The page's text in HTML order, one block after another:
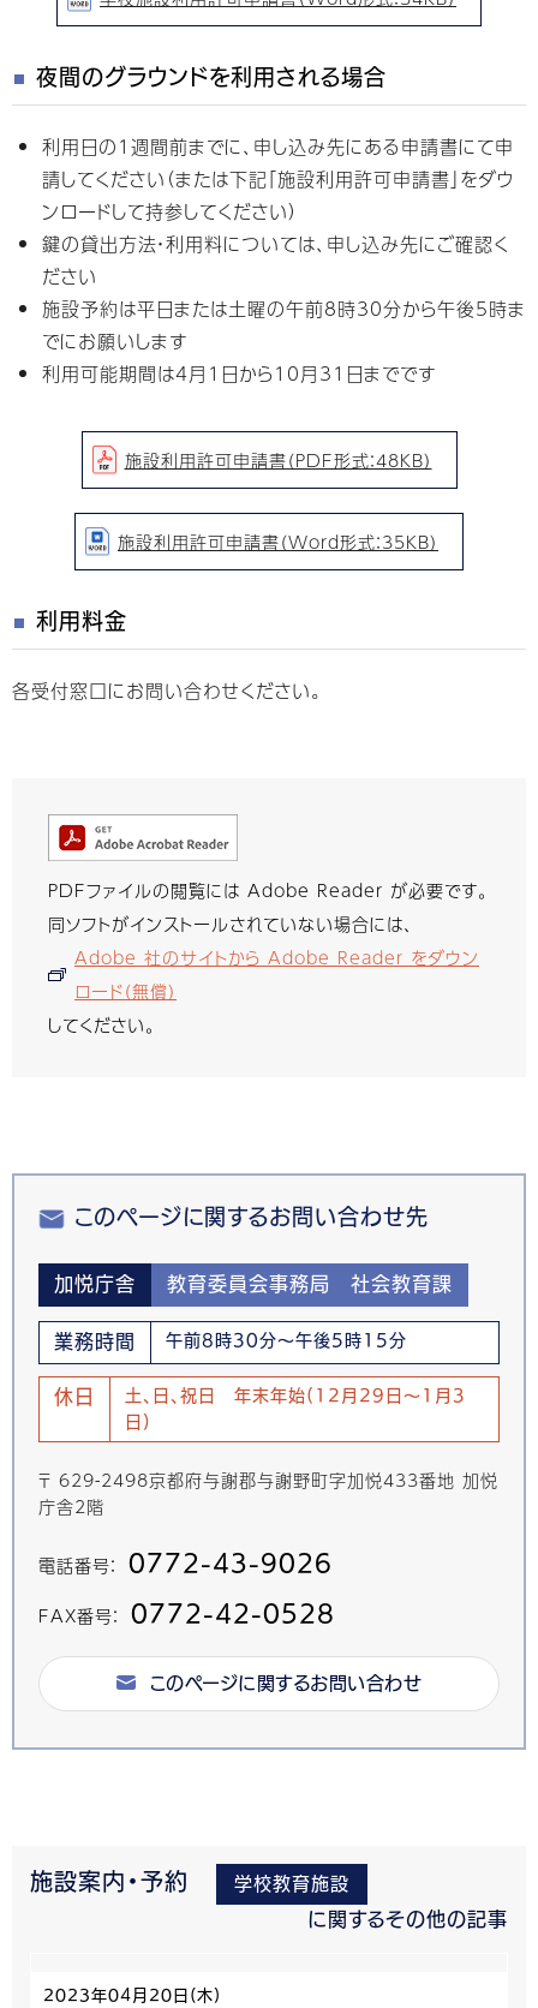
夜間のグラウンドを利用される場合
利用日の1週間前までに、申し込み先にある申請書にて申
請してください（または下記「施設利用許可申請書」をダウ
ンロードして持参してください）
鍵の貸出方法・利用料については、申し込み先にご確認く
ださい
施設予約は平日または土曜の午前8時30分から午後5時ま
でにお願いします
利用可能期間は4月1日から10月31日までです
施設利用許可申請書（PDF形式：48KB）
施設利用許可申請書（Word形式：35KB）
利用料金
各受付窓口にお問い合わせください。
PDFファイルの閲覧には Adobe Reader が必要です。
同ソフトがインストールされていない場合には、
Adobe 社のサイトから Adobe Reader をダウン
ロード（無償）
してください。
このページに関するお問い合わせ先
加悦庁舎 教育委員会事務局 社会教育課
業務時間 午前8時30分～午後5時15分
休日
土、日、祝日 年末年始(12月29日～1月3
日)
〒 629-2498京都府与謝郡与謝野町字加悦433番地 加悦
庁舎2階
電話番号： 0772-43-9026
FAX番号： 0772-42-0528
このページに関するお問い合わせ
施設案内・予約 学校教育施設
に関するその他の記事
2023年04月20日(木)